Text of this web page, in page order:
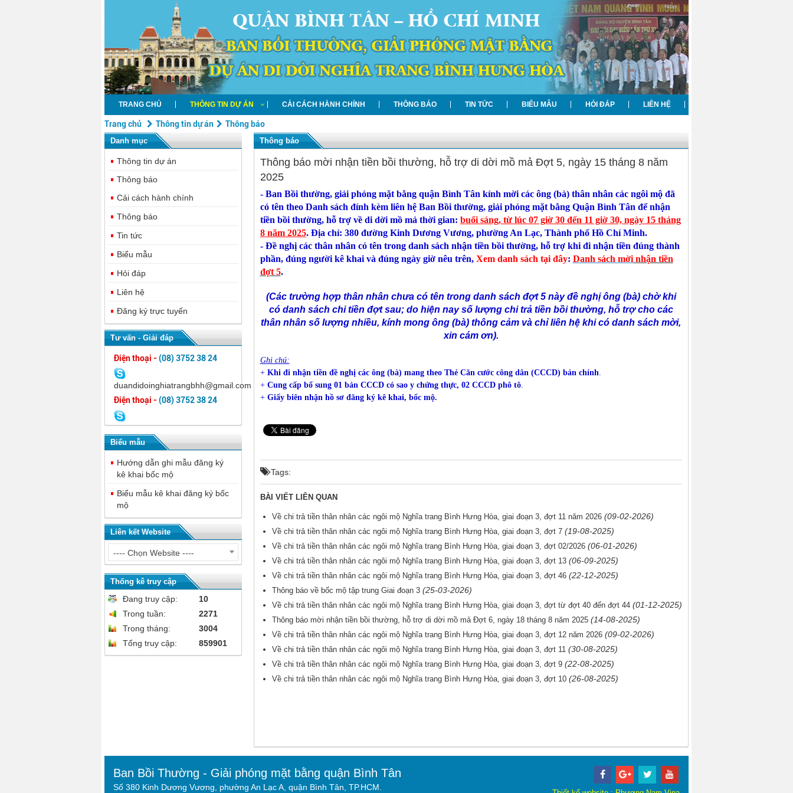
TRANG CHỦ THÔNG TIN DỰ ÁN CẢI CÁCH HÀNH CHÍNH THÔNG BÁO TIN TỨC BIỂU MẪU HỎI ĐÁP LIÊN HỆ
Trang chủ Thông tin dự án Thông báo
Danh mục
Thông tin dự án
Thông báo
Cải cách hành chính
Thông báo
Tin tức
Biểu mẫu
Hỏi đáp
Liên hệ
Đăng ký trực tuyến
Tư vấn - Giải đáp
Điện thoại - (08) 3752 38 24
duandidoinghiatrangbhh@gmail.com
Điện thoại - (08) 3752 38 24
Biểu mẫu
Hướng dẫn ghi mẫu đăng ký
kê khai bốc mộ
Biểu mẫu kê khai đăng ký bốc
mộ
Liên kết Website
---- Chọn Website ----
Thống kê truy cập
Đang truy cập:
10
Trong tuần:
2271
Trong tháng:
3004
Tổng truy cập:
859901
Thông báo
Thông báo mời nhận tiền bồi thường, hỗ trợ di dời mồ mả Đợt 5, ngày 15 tháng 8 năm
2025
- Ban Bồi thường, giải phóng mặt bằng quận Bình Tân kính mời các ông (bà) thân nhân các ngôi mộ đã
có tên theo Danh sách đính kèm liên hệ Ban Bồi thường, giải phóng mặt bằng Quận Bình Tân để nhận
tiền bồi thường, hỗ trợ về di dời mồ mả thời gian: buổi sáng, từ lúc 07 giờ 30 đến 11 giờ 30, ngày 15 tháng
8 năm 2025. Địa chỉ: 380 đường Kinh Dương Vương, phường An Lạc, Thành phố Hồ Chí Minh.
- Đề nghị các thân nhân có tên trong danh sách nhận tiền bồi thường, hỗ trợ khi đi nhận tiền đúng thành
phần, đúng người kê khai và đúng ngày giờ nêu trên, Xem danh sách tại đây: Danh sách mờinhận tiền
đợt 5.
(Các trường hợp thân nhân chưa có tên trong danh sách đợt 5 này đề nghị ông (bà) chờ khi
có danh sách chi tiền đợt sau; do hiện nay số lượng chi trả tiền bồi thường, hỗ trợ cho các
thân nhân số lượng nhiều, kính mong ông (bà) thông cảm và chỉ liên hệ khi có danh sách mời,
xin cám ơn).
Ghi chú:
+ Khi đi nhận tiền đề nghị các ông (bà) mang theo Thẻ Căn cước công dân (CCCD) bản chính.
+ Cung cấp bổ sung 01 bản CCCD có sao y chứng thực, 02 CCCD phô tô.
+ Giấy biên nhận hồ sơ đăng ký kê khai, bốc mộ.
Tags:
BÀI VIẾT LIÊN QUAN
Về chi trả tiền thân nhân các ngôi mộ Nghĩa trang Bình Hưng Hòa, giai đoạn 3, đợt 11 năm 2026(09-02-2026)
Về chi trả tiền thân nhân các ngôi mộ Nghĩa trang Bình Hưng Hòa, giai đoạn 3, đợt 7(19-08-2025)
Về chi trả tiền thân nhân các ngôi mộ Nghĩa trang Bình Hưng Hòa, giai đoạn 3, đợt 02/2026(06-01-2026)
Về chi trả tiền thân nhân các ngôi mộ Nghĩa trang Bình Hưng Hòa, giai đoạn 3, đợt 13(06-09-2025)
Về chi trả tiền thân nhân các ngôi mộ Nghĩa trang Bình Hưng Hòa, giai đoạn 3, đợt 46(22-12-2025)
Thông báo về bốc mộ tập trung Giai đoạn 3(25-03-2026)
Về chi trả tiền thân nhân các ngôi mộ Nghĩa trang Bình Hưng Hòa, giai đoạn 3, đợt từ đợt 40 đến đợt 44(01-12-2025)
Thông báo mời nhận tiền bồi thường, hỗ trợ di dời mồ mả Đợt 6, ngày 18 tháng 8 năm 2025(14-08-2025)
Về chi trả tiền thân nhân các ngôi mộ Nghĩa trang Bình Hưng Hòa, giai đoạn 3, đợt 12 năm 2026(09-02-2026)
Về chi trả tiền thân nhân các ngôi mộ Nghĩa trang Bình Hưng Hòa, giai đoạn 3, đợt 11 (30-08-2025)
Về chi trả tiền thân nhân các ngôi mộ Nghĩa trang Bình Hưng Hòa, giai đoạn 3, đợt 9(22-08-2025)
Về chi trả tiền thân nhân các ngôi mộ Nghĩa trang Bình Hưng Hòa, giai đoạn 3, đợt 10(26-08-2025)
Ban Bồi Thường - Giải phóng mặt bằng quận Bình Tân
Số 380 Kinh Dương Vương, phường An Lạc A, quận Bình Tân, TP.HCM.